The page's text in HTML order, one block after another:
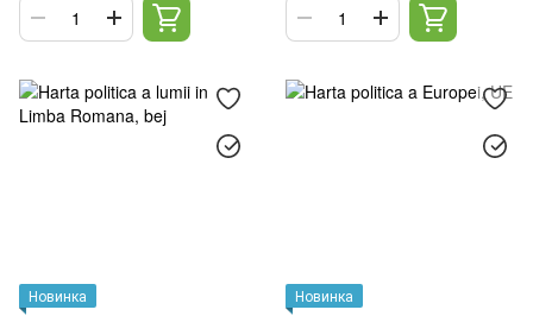
Новинка Новинка